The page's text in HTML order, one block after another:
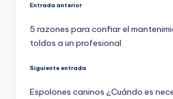
Navegación
de
entradas
Entrada anterior
5 razones para confiar el
toldos a un profesional
Siguiente entrada
Espolones caninos ¿Cuándo es